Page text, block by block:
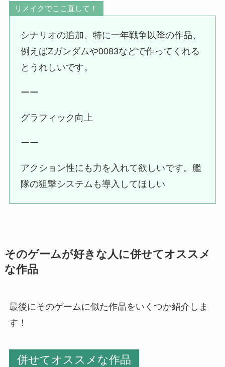
リメイクでここ直して！
シナリオの追加、特に一年戦争以降の作品、
例えばZガンダムや0083などで作ってくれる
とうれしいです。
ーー
グラフィック向上
ーー
アクション性にも力を入れて欲しいです。艦
隊の狙撃システムも導入してほしい
そのゲームが好きな人に併せてオススメ
な作品
最後にそのゲームに似た作品をいくつか紹介しま
す！
併せてオススメな作品